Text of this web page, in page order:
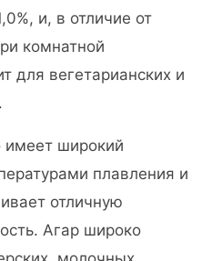
и, в отличие от
комнатной
для вегетарианских и
имеет широкий
плавления и
отличную
Агар широко